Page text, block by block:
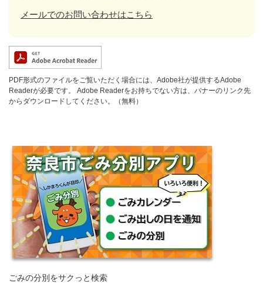
メールでのお問い合わせはこちら
PDF形式のファイルをご覧いただく場合には、Adobe社が提供するAdobe
Readerが必要です。
Adobe Readerをお持ちでない方は、バナーのリンク先
からダウンロードしてください。（無料）
ごみの分別をサクっと検索